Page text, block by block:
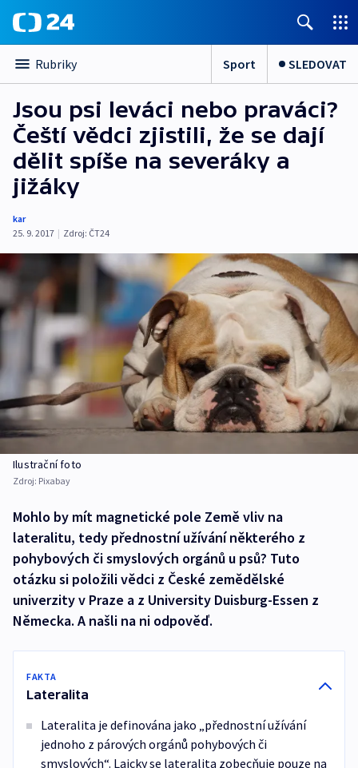
Rubriky Sport SLEDOVAT
Jsou psi leváci nebo praváci?
Čeští vědci zjistili, že se dají
dělit spíše na severáky a
jižáky
kar
25. 9. 2017 | Zdroj: ČT24
Ilustrační foto
Zdroj: Pixabay
Mohlo by mít magnetické pole Země vliv na
lateralitu, tedy přednostní užívání některého z
pohybových či smyslových orgánů u psů? Tuto
otázku si položili vědci z České zemědělské
univerzity v Praze a z University Duisburg-Essen z
Německa. A našli na ni odpověď.
FAKTA
Lateralita
Lateralita je definována jako „přednostní užívání
jednoho z párových orgánů pohybových či
smyslových“. Laicky se lateralita zobecňuje pouze na